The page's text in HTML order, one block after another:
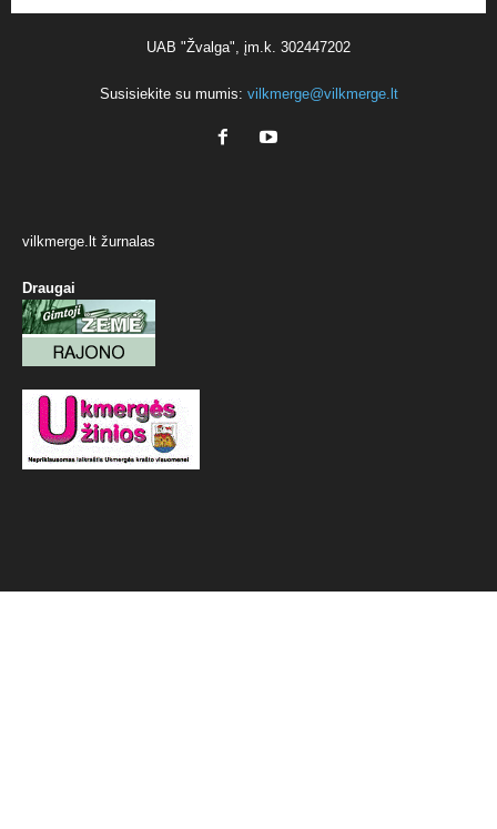
UAB "Žvalga", įm.k. 302447202
Susisiekite su mumis: vilkmerge@vilkmerge.lt
vilkmerge.lt žurnalas
Draugai